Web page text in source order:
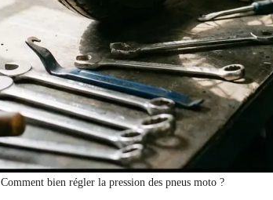
Comment bien régler la pression des pneus moto ?